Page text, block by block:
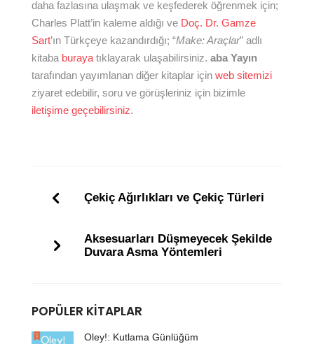
daha fazlasına ulaşmak ve keşfederek öğrenmek için;
Charles Platt’in kaleme aldığı ve Doç. Dr. Gamze
Sart’ın Türkçeye kazandırdığı; “Make: Araçlar” adlı
kitaba burayatıklayarak ulaşabilirsiniz. aba Yayın
tarafından yayımlanan diğer kitaplar için web sitemizi
ziyaret edebilir, soru ve görüşleriniz için bizimle
iletişime geçebilirsiniz.
Çekiç Ağırlıkları ve Çekiç Türleri
Aksesuarları Düşmeyecek Şekilde
Duvara Asma Yöntemleri
POPÜLER KITAPLAR
Oley!: Kutlama Günlüğüm